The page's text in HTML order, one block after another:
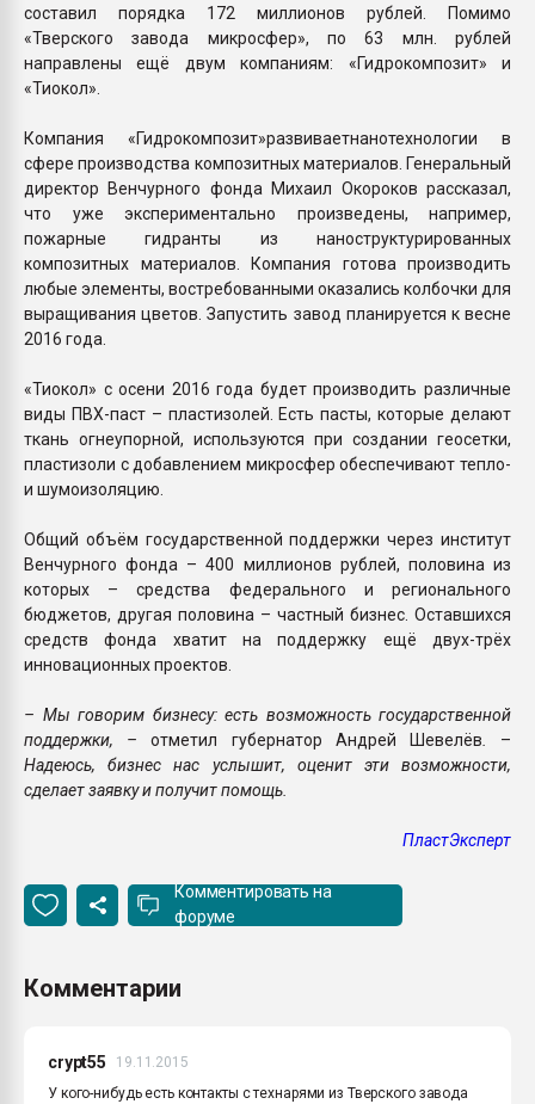
составил порядка 172 миллионов рублей. Помимо
«Тверского завода микросфер», по 63 млн. рублей
направлены ещё двум компаниям: «Гидрокомпозит» и
«Тиокол».
Компания «Гидрокомпозит»развиваетнанотехнологии в
сфере производства композитных материалов. Генеральный
директор Венчурного фонда Михаил Окороков рассказал,
что уже экспериментально произведены, например,
пожарные гидранты из наноструктурированных
композитных материалов. Компания готова производить
любые элементы, востребованными оказались колбочки для
выращивания цветов. Запустить завод планируется к весне
2016 года.
«Тиокол» с осени 2016 года будет производить различные
виды ПВХ-паст – пластизолей. Есть пасты, которые делают
ткань огнеупорной, используются при создании геосетки,
пластизоли с добавлением микросфер обеспечивают тепло-
и шумоизоляцию.
Общий объём государственной поддержки через институт
Венчурного фонда – 400 миллионов рублей, половина из
которых – средства федерального и регионального
бюджетов, другая половина – частный бизнес. Оставшихся
средств фонда хватит на поддержку ещё двух-трёх
инновационных проектов.
– Мы говорим бизнесу: есть возможность государственной
поддержки, –отметил губернатор Андрей Шевелёв
–
Надеюсь, бизнес нас услышит, оценит эти возможности,
сделает заявку и получит помощь.
ПластЭксперт
Комментировать на
форуме
Комментарии
crypt55
19.11.2015
У кого-нибудь есть контакты с технарями из Тверского завода